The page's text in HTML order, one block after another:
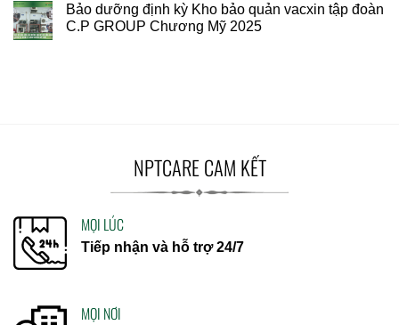
Bảo dưỡng định kỳ Kho bảo quản vacxin tập đoàn
C.P GROUP Chương Mỹ 2025
NPTCARE CAM KẾT
MỌI LÚC
Tiếp nhận và hỗ trợ 24/7
MỌI NƠI